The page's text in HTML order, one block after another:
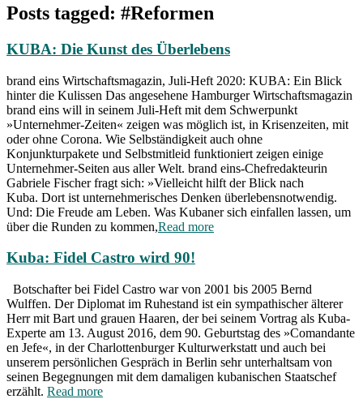
Posts tagged: #Reformen
KUBA: Die Kunst des Überlebens
brand eins Wirtschaftsmagazin, Juli-Heft 2020: KUBA: Ein Blick
hinter die Kulissen Das angesehene Hamburger Wirtschaftsmagazin
brand eins will in seinem Juli-Heft mit dem Schwerpunkt
»Unternehmer-Zeiten« zeigen was möglich ist, in Krisenzeiten, mit
oder ohne Corona. Wie Selbständigkeit auch ohne
Konjunkturpakete und Selbstmitleid funktioniert zeigen einige
Unternehmer-Seiten aus aller Welt. brand eins-Chefredakteurin
Gabriele Fischer fragt sich: »Vielleicht hilft der Blick nach
Kuba. Dort ist unternehmerisches Denken überlebensnotwendig.
Und: Die Freude am Leben. Was Kubaner sich einfallen lassen, um
über die Runden zu kommen,Read more
Kuba: Fidel Castro wird 90!
Botschafter bei Fidel Castro war von 2001 bis 2005 Bernd
Wulffen. Der Diplomat im Ruhestand ist ein sympathischer älterer
Herr mit Bart und grauen Haaren, der bei seinem Vortrag als Kuba-
Experte am 13. August 2016, dem 90. Geburtstag des »Comandante
en Jefe«, in der Charlottenburger Kulturwerkstatt und auch bei
unserem persönlichen Gespräch in Berlin sehr unterhaltsam von
seinen Begegnungen mit dem damaligen kubanischen Staatschef
erzählt. Read more